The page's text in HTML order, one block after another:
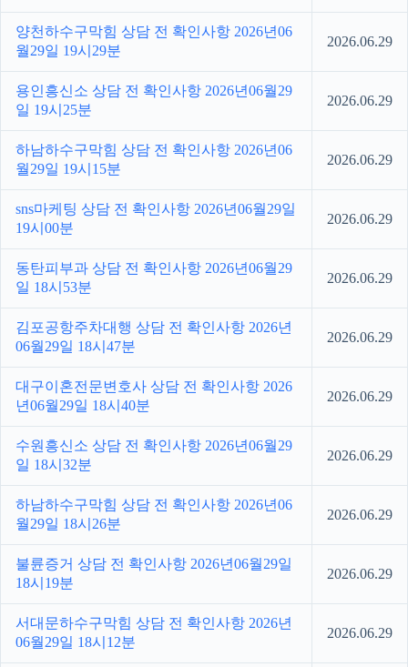
양천하수구막힘 상담 전 확인사항 2026년06
월29일 19시29분
2026.06.29
용인흥신소 상담 전 확인사항 2026년06월29
일 19시25분
2026.06.29
하남하수구막힘 상담 전 확인사항 2026년06
월29일 19시15분
2026.06.29
sns마케팅 상담 전 확인사항 2026년06월29일
19시00분
2026.06.29
동탄피부과 상담 전 확인사항 2026년06월29
일 18시53분
2026.06.29
김포공항주차대행 상담 전 확인사항 2026년
06월29일 18시47분
2026.06.29
대구이혼전문변호사 상담 전 확인사항 2026
년06월29일 18시40분
2026.06.29
수원흥신소 상담 전 확인사항 2026년06월29
일 18시32분
2026.06.29
하남하수구막힘 상담 전 확인사항 2026년06
월29일 18시26분
2026.06.29
불륜증거 상담 전 확인사항 2026년06월29일
18시19분
2026.06.29
서대문하수구막힘 상담 전 확인사항 2026년
06월29일 18시12분
2026.06.29